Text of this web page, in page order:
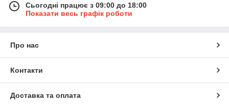
Сьогодні працює з 09:00 до 18:00
Показати весь графік роботи
Про нас
Контакти
Доставка та оплата